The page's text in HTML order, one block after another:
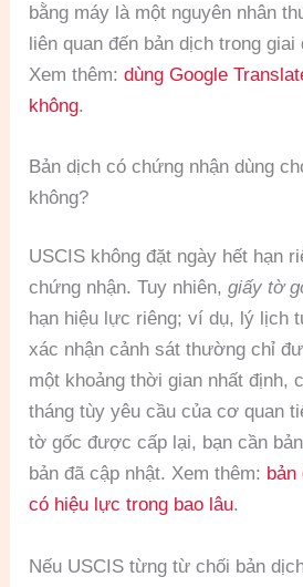
bằng máy là một nguyên nhân
liên quan đến bản dịch trong giai
Xem thêm:dùng Google
không.
Bản dịch có chứng nhận dùng
không?
USCIS không đặt ngày hết hạn
chứng nhận. Tuy nhiên,giấy tờ
hạn hiệu lực riêng; ví dụ, lý lịch
xác nhận cảnh sát thường chỉ
một khoảng thời gian nhất định,
tháng tùy yêu cầu của cơ quan
tờ gốc được cấp lại, bạn cần
bản đã cập nhật. Xem thêm:
có hiệu lực trong bao lâu.
Nếu USCIS từng từ chối bản